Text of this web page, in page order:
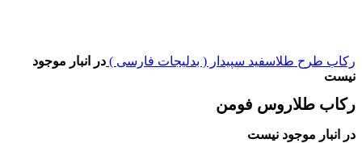
رکاب طرح طلاسفید سپیدار ( بدلیجات فارسی ) در انبار موجود
نیست
رکاب طلاروس فومن
در انبار موجود نیست